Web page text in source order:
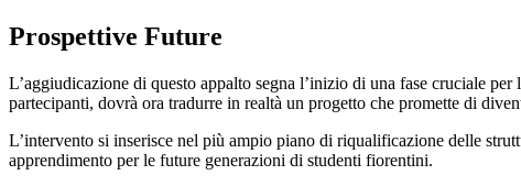
Prospettive Future
L’aggiudicazione di questo appalto segna l’inizio di una fase cruciale
partecipanti, dovrà ora tradurre in realtà un progetto che promette di
L’intervento si inserisce nel più ampio piano di riqualificazione delle
apprendimento per le future generazioni di studenti fiorentini.